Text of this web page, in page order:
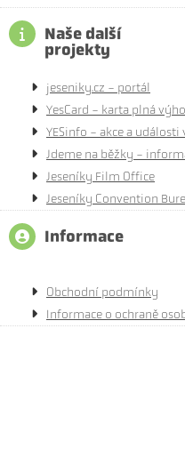
Naše další
projekty
jeseniky.cz - portál
YesCard - karta plná
YESinfo - akce a události
Jdeme na běžky -
Jeseníky Film Office
Jeseníky Convention
Informace
Obchodní podmínky
Informace o ochraně